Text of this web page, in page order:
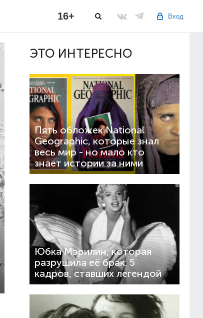
Вход
16+
ЭТО ИНТЕРЕСНО
Пять обложек National
Geographic, которые знал
весь мир - но мало кто
знает истории за ними
Юбка Мэрилин, которая
разрушила её брак: 5
кадров, ставших легендой